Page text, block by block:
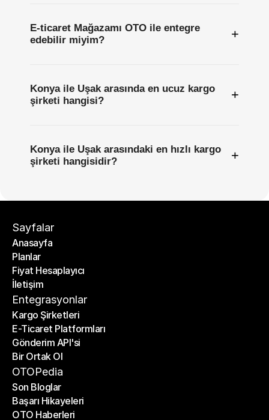
E-ticaret Mağazamı OTO ile entegre
edebilir miyim?
+
Konya ile Uşak arasında en ucuz kargo
şirketi hangisi?
+
Konya ile Uşak arasındaki en hızlı kargo
şirketi hangisidir?
+
Sayfalar
Anasayfa
Anasayfa
Planlar
Planlar
Fiyat Hesaplayıcı
Fiyat Hesaplayıcı
İletişim
İletişim
Entegrasyonlar
Kargo Şirketleri
Kargo Şirketleri
E-Ticaret Platformları
E-Ticaret Platformları
Gönderim API'si
Gönderim API'si
Bir Ortak Ol
Bir Ortak Ol
OTOPedia
Son Bloglar
Son Bloglar
Başarı Hikayeleri
Başarı Hikayeleri
OTO Haberleri